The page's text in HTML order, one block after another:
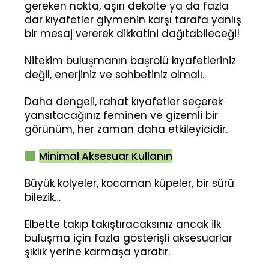
gereken nokta, aşırı dekolte ya da fazla
dar kıyafetler giymenin karşı tarafa yanlış
bir mesaj vererek dikkatini dağıtabileceği!
Nitekim buluşmanın başrolü kıyafetleriniz
değil, enerjiniz ve sohbetiniz olmalı.
Daha dengeli, rahat kıyafetler seçerek
yansıtacağınız feminen ve gizemli bir
görünüm, her zaman daha etkileyicidir.
Minimal Aksesuar Kullanın
Büyük kolyeler, kocaman küpeler, bir sürü
bilezik…
Elbette takıp takıştıracaksınız ancak ilk
buluşma için fazla gösterişli aksesuarlar
şıklık yerine karmaşa yaratır.